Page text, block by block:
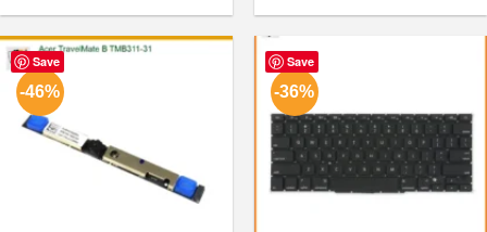
Save
-46%
Save
-36%